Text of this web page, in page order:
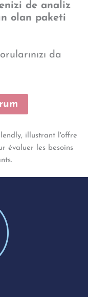
de analiz
olan paketi
da